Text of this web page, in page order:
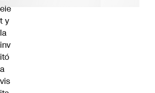
ele
t y
la
inv
itó
a
vis